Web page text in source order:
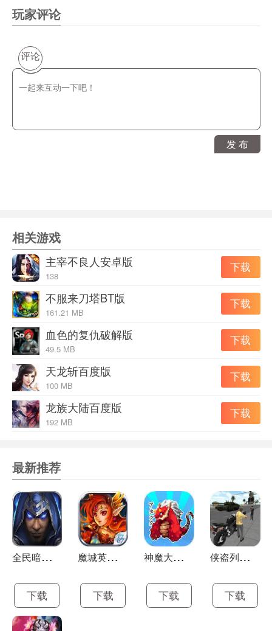
2.本作你将会登上霸着之巅变身屠龙之战，你能够与好友
3.生死同盟共同暴打BOSS，快来加入这场战役吧。
龙族大陆游戏玩法
来推去的横版卷轴游戏。生成小兵后，它会自动行进，在
某一时刻点击相应图标，行进的小兵会变成一块砖。如果
有趣的兵种合成应当为本作带来充分的可玩性然而，实在
是太容易误操作啦！龙和马的移动速度比骑士要快一个级
别，法师又比战士慢一个级别。手忙脚乱，经常一黑马砖
并排放着个骑士砖，或者红龙砖并排放着个法师砖。
玩家评论
评论
发 布
相关游戏
主宰不良人安卓版
138
下载
不服来刀塔BT版
161.21 MB
下载
血色的复仇破解版
49.5 MB
下载
天龙斩百度版
100 MB
下载
龙族大陆百度版
192 MB
下载
最新推荐
全
民暗黑国民破解版
下载
魔
城英雄传百度版
下载
神
魔大爆炸九游版
下载
侠
盗列车9破解版
下载